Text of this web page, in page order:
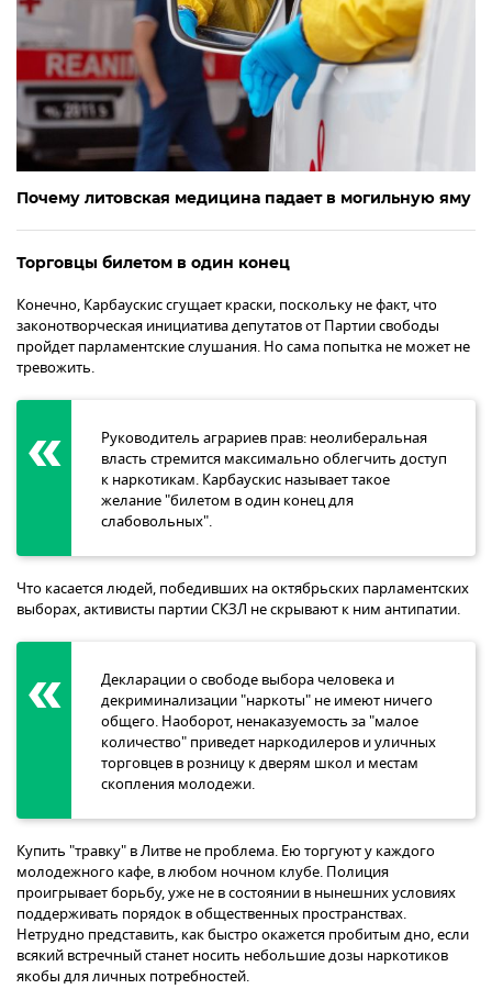
Почему литовская медицина падает в могильную яму
Торговцы билетом в один конец
Конечно, Карбаускис сгущает краски, поскольку не факт, что
законотворческая инициатива депутатов от Партии свободы
пройдет парламентские слушания. Но сама попытка не может не
тревожить.
Руководитель аграриев прав: неолиберальная
власть стремится максимально облегчить доступ
к наркотикам. Карбаускис называет такое
желание "билетом в один конец для
слабовольных".
Что касается людей, победивших на октябрьских парламентских
выборах, активисты партии СКЗЛ не скрывают к ним антипатии.
Декларации о свободе выбора человека и
декриминализации "наркоты" не имеют ничего
общего. Наоборот, ненаказуемость за "малое
количество" приведет наркодилеров и уличных
торговцев в розницу к дверям школ и местам
скопления молодежи.
Купить "травку" в Литве не проблема. Ею торгуют у каждого
молодежного кафе, в любом ночном клубе. Полиция
проигрывает борьбу, уже не в состоянии в нынешних условиях
поддерживать порядок в общественных пространствах.
Нетрудно представить, как быстро окажется пробитым дно, если
всякий встречный станет носить небольшие дозы наркотиков
якобы для личных потребностей.